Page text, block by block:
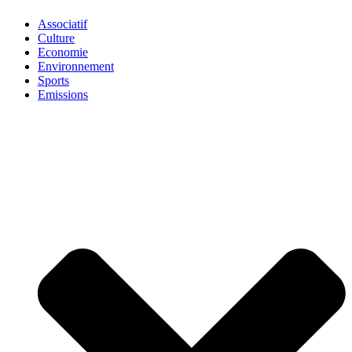
Associatif
Culture
Economie
Environnement
Sports
Emissions